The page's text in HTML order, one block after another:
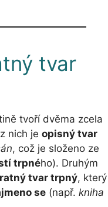
tvar
tvoří dvěma zcela
nich je opisný tvar
, což je složeno ze
trpného). Druhým
tvar trpný, který
se (např. kniha